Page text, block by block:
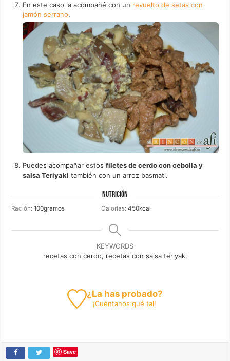
En este caso la acompañé con un revuelto de setas con
jamón serrano.
Puedes acompañar estosfiletes de cerdo con cebolla y
salsa Teriyaki también con un arroz basmati.
NUTRICIÓN
Ración:100gramos Calorías:450kcal
KEYWORDS
recetas con cerdo, recetas con salsa teriyaki
¿La has probado?
¡Cuéntanos qué tal!
Save